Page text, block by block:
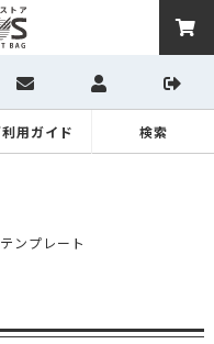
用ガイド 検索
ンプレート